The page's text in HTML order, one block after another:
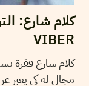
VIBER
كلام شارع فقرة
مجال له كي يعبر